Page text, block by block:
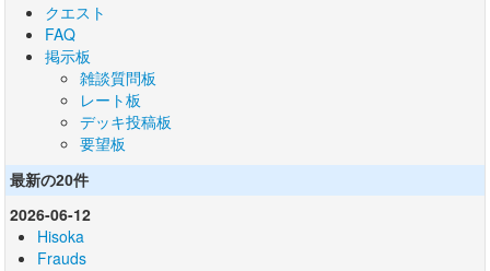
クエスト
FAQ
掲示板
雑談質問板
レート板
デッキ投稿板
要望板
最新の20件
2026-06-12
Hisoka
Frauds